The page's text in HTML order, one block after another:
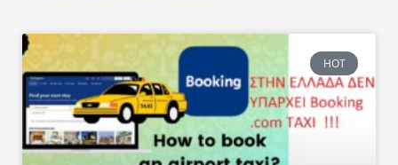
HOT